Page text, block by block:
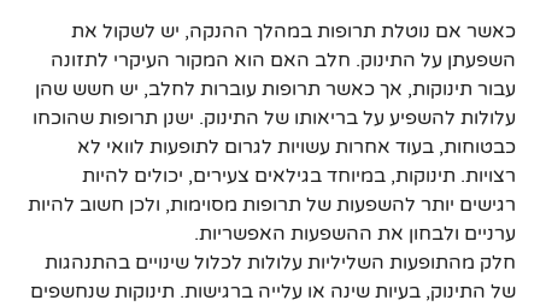
כאשר אם נוטלת תרופות במהלך ההנקה, יש לשקול את
השפעתן על התינוק. חלב האם הוא המקור העיקרי לתזונה
עבור תינוקות, אך כאשר תרופות עוברות לחלב, יש חשש שהן
עלולות להשפיע על בריאותו של התינוק. ישנן תרופות שהוכחו
כבטוחות, בעוד אחרות עשויות לגרום לתופעות לוואי לא
רצויות. תינוקות, במיוחד בגילאים צעירים, יכולים להיות
רגישים יותר להשפעות של תרופות מסוימות, ולכן חשוב להיות
ערניים ולבחון את ההשפעות האפשריות.
חלק מהתופעות השליליות עלולות לכלול שינויים בהתנהגות
של התינוק, בעיות שינה או עלייה ברגישות. תינוקות שנחשפים